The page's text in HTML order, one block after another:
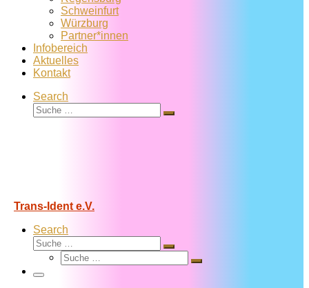
Schweinfurt
Würzburg
Partner*innen
Infobereich
Aktuelles
Kontakt
Search
Suche
Suche
Trans-Ident e.V.
Search
Suche
Suche
Suche
Suche
Menü